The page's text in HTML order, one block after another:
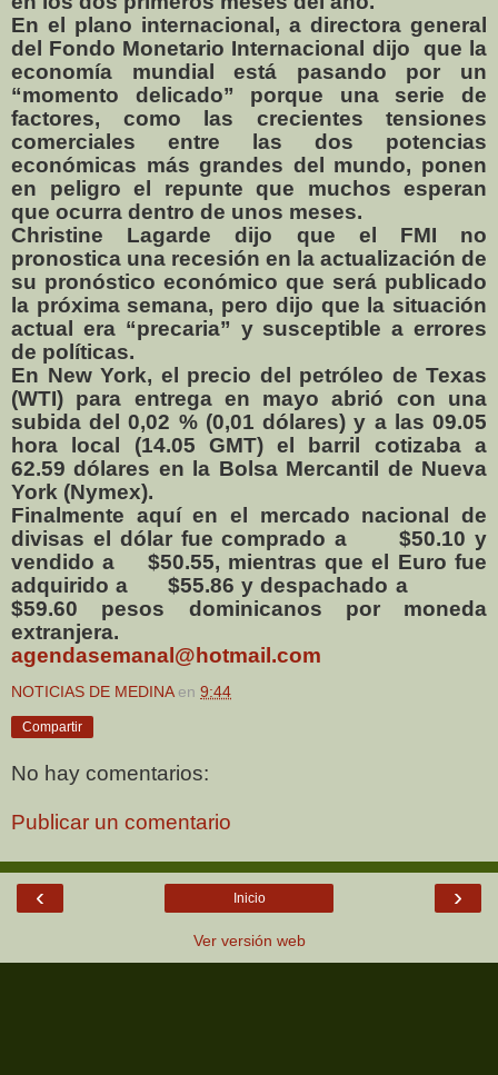
En el plano internacional, a directora general
del Fondo Monetario Internacional dijo
que la
economía mundial está pasando por un
“momento delicado” porque una serie de
factores, como las crecientes tensiones
comerciales entre las dos potencias
económicas más grandes del mundo, ponen
en peligro el repunte que muchos esperan
que ocurra dentro de unos meses.
Christine Lagarde dijo que el FMI no
pronostica una recesión en la actualización de
su pronóstico económico que será publicado
la próxima semana, pero dijo que la situación
actual era “precaria” y susceptible a errores
de políticas.
En New York, el precio del petróleo de Texas
(WTI) para entrega en mayo abrió con una
subida del 0,02 % (0,01 dólares) y a las 09.05
hora local (14.05 GMT) el barril cotizaba a
62.59 dólares en la Bolsa Mercantil de Nueva
York (Nymex).
Finalmente aquí en el mercado nacional de
divisas el dólar fue comprado a
$50.10 y
vendido a
$50.55, mientras que el Euro fue
adquirido a
$55.86 y despachado a
$59.60 pesos dominicanos por moneda
extranjera.
agendasemanal@hotmail.com
NOTICIAS DE MEDINA en 9:44
Compartir
No hay comentarios:
Publicar un comentario
‹ ›
Inicio
Ver versión web